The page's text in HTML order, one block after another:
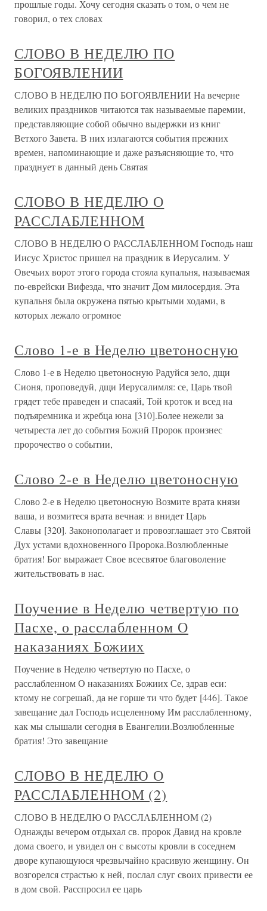
прошлые годы. Хочу сегодня сказать о том, о чем не
говорил, о тех словах
СЛОВО В НЕДЕЛЮ ПО
БОГОЯВЛЕНИИ
СЛОВО В НЕДЕЛЮ ПО БОГОЯВЛЕНИИ На вечерне
великих праздников читаются так называемые паремии,
представляющие собой обычно выдержки из книг
Ветхого Завета. В них излагаются события прежних
времен, напоминающие и даже разъясняющие то, что
празднует в данный день Святая
СЛОВО В НЕДЕЛЮ О
РАССЛАБЛЕННОМ
СЛОВО В НЕДЕЛЮ О РАССЛАБЛЕННОМ Господь наш
Иисус Христос пришел на праздник в Иерусалим. У
Овечьих ворот этого города стояла купальня, называемая
по-еврейски Вифезда, что значит Дом милосердия. Эта
купальня была окружена пятью крытыми ходами, в
которых лежало огромное
Слово 1-е в Неделю цветоносную
Слово 1-е в Неделю цветоносную Радуйся зело, дщи
Сионя, проповедуй, дщи Иерусалимля: се, Царь твой
грядет тебе праведен и спасаяй, Той кроток и всед на
подъяремника и жребца юна [310].Более нежели за
четыреста лет до события Божий Пророк произнес
пророчество о событии,
Слово 2-е в Неделю цветоносную
Слово 2-е в Неделю цветоносную Возмите врата князи
ваша, и возмитеся врата вечная: и внидет Царь
Славы [320]. Законополагает и провозглашает это Святой
Дух устами вдохновенного Пророка.Возлюбленные
братия! Бог выражает Свое всесвятое благоволение
жительствовать в нас.
Поучение в Неделю четвертую по
Пасхе, о расслабленном О
наказаниях Божиих
Поучение в Неделю четвертую по Пасхе, о
расслабленном О наказаниях Божиих Се, здрав еси:
ктому не согрешай, да не горше ти что будет [446]. Такое
завещание дал Господь исцеленному Им расслабленному,
как мы слышали сегодня в Евангелии.Возлюбленные
братия! Это завещание
СЛОВО В НЕДЕЛЮ О
РАССЛАБЛЕННОМ (2)
СЛОВО В НЕДЕЛЮ О РАССЛАБЛЕННОМ (2)
Однажды вечером отдыхал св. пророк Давид на кровле
дома своего, и увидел он с высоты кровли в соседнем
дворе купающуюся чрезвычайно красивую женщину. Он
возгорелся страстью к ней, послал слуг своих привести ее
в дом свой. Расспросил ее царь